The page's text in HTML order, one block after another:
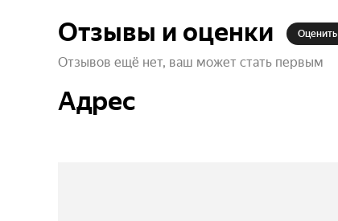
Отзывы и оценки Оценить
Отзывов ещё нет, ваш может стать первым
Адрес